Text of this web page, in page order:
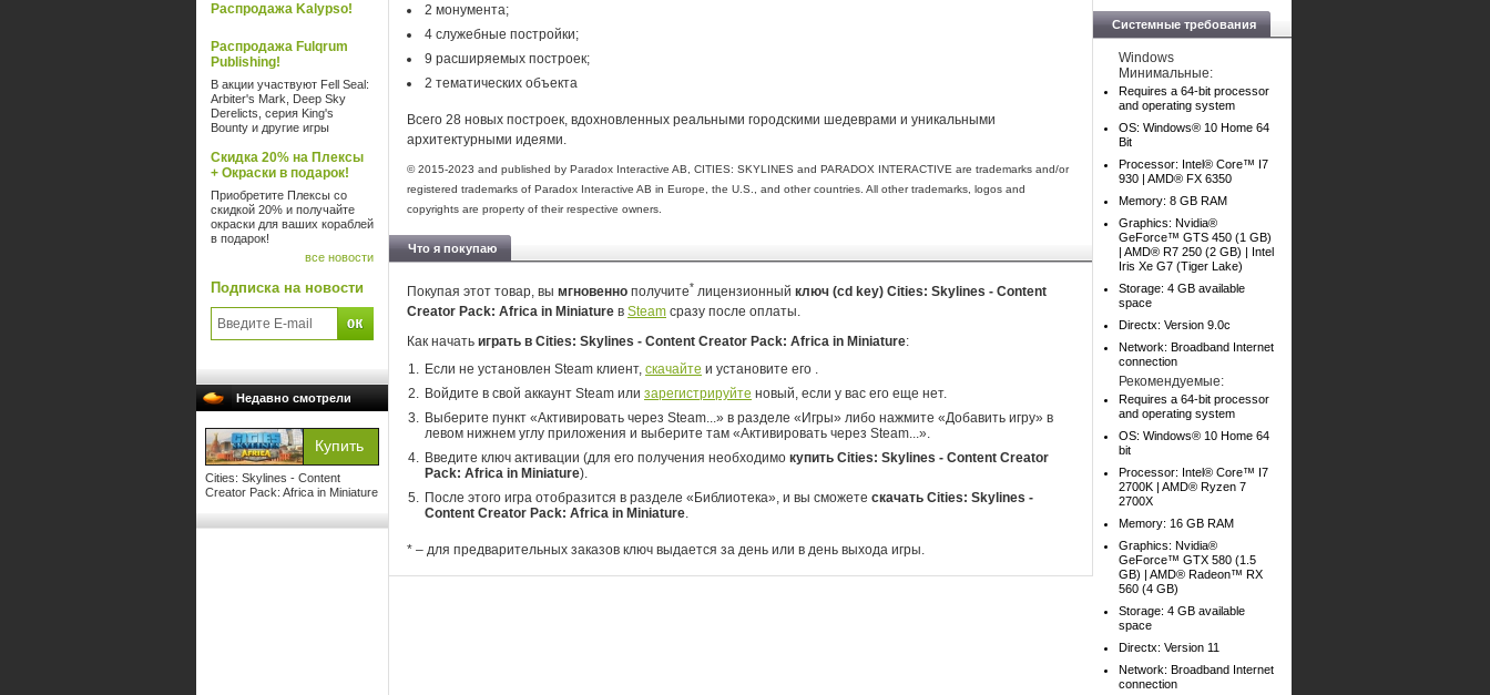
Распродажа Kalypso!
Распродажа Fulqrum
Publishing!
В акции участвуют Fell Seal:
Arbiter's Mark, Deep Sky
Derelicts, серия King's
Bounty и другие игры
Скидка 20% на Плексы
+ Окраски в подарок!
Приобретите Плексы со
скидкой 20% и получайте
окраски для ваших кораблей
в подарок!
все новости
Подписка на новости
Недавно смотрели
Cities: Skylines - Content
Creator Pack: Africa in Miniature
2 монумента;
4 служебные постройки;
9 расширяемых построек;
2 тематических объекта
Всего 28 новых построек, вдохновленных реальными городскими шедеврами и уникальными
архитектурными идеями.
© 2015-2023 and published by Paradox Interactive AB, CITIES: SKYLINES and PARADOX INTERACTIVE are trademarks and/or
registered trademarks of Paradox Interactive AB in Europe, the U.S., and other countries. All other trademarks, logos and
copyrights are property of their respective owners.
Что я покупаю
Покупая этот товар, вы мгновенно получите* лицензионный ключ (cd key) Cities: Skylines - Content
Creator Pack: Africa in Miniature в Steam сразу после оплаты.
Как начать играть в Cities: Skylines - Content Creator Pack: Africa in Miniature:
Если не установлен Steam клиент, скачайте и установите его .
Войдите в свой аккаунт Steam или зарегистрируйте новый, если у вас его еще нет.
Выберите пункт «Активировать через Steam...» в разделе «Игры» либо нажмите «Добавить игру» в
левом нижнем углу приложения и выберите там «Активировать через Steam...».
Введите ключ активации (для его получения необходимо купить Cities: Skylines - Content Creator
Pack: Africa in Miniature).
После этого игра отобразится в разделе «Библиотека», и вы сможете скачать Cities: Skylines -
Content Creator Pack: Africa in Miniature.
* – для предварительных заказов ключ выдается за день или в день выхода игры.
Системные требования
Windows
Минимальные:
Requires a 64-bit processor
and operating system
OS: Windows® 10 Home 64
Bit
Processor: Intel® Core™ I7
930 | AMD® FX 6350
Memory: 8 GB RAM
Graphics: Nvidia®
GeForce™ GTS 450 (1 GB)
| AMD® R7 250 (2 GB) | Intel
Iris Xe G7 (Tiger Lake)
Storage: 4 GB available
space
Directx: Version 9.0c
Network: Broadband Internet
connection
Рекомендуемые:
Requires a 64-bit processor
and operating system
OS: Windows® 10 Home 64
bit
Processor: Intel® Core™ I7
2700K | AMD® Ryzen 7
2700X
Memory: 16 GB RAM
Graphics: Nvidia®
GeForce™ GTX 580 (1.5
GB) | AMD® Radeon™ RX
560 (4 GB)
Storage: 4 GB available
space
Directx: Version 11
Network: Broadband Internet
connection